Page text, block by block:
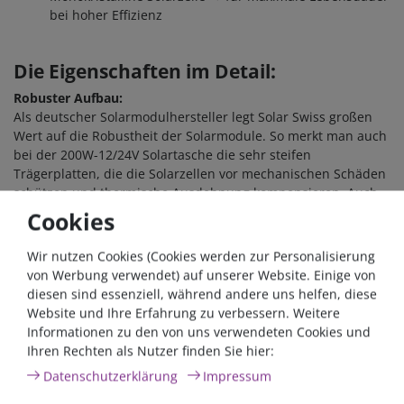
bei hoher Effizienz
Die Eigenschaften im Detail:
Robuster Aufbau:
Als deutscher Solarmodulhersteller legt Solar Swiss großen
Wert auf die Robustheit der Solarmodule. So merkt man auch
bei der 200W-12/24V Solartasche die sehr steifen
Trägerplatten, die die Solarzellen vor mechanischen Schäden
schützen und thermische Ausdehnung kompensieren. Auch
bei heißestem Wetter steht das Solarmodul sicher ohne
Durchbiegungen und kann unbegrenzt Strom produzieren.
Wasserfest:
Alle Solartaschen von Solar Swiss sind komplett wasserfest
und können bei Regen oder feuchten (Wetter-)Bedingungen
wie z.B. Tauwetter oder am Strand unbegrenzt genutzt
werden. Die Solarplatten sind in sich abgekapselt, sodass
keine Feuchtigkeit zu den Kontakten oder Solarzellen
vordringen kann.
Cookies
Wir nutzen Cookies (Cookies werden zur Personalisierung
von Werbung verwendet) auf unserer Website. Einige von
diesen sind essenziell, während andere uns helfen, diese
Website und Ihre Erfahrung zu verbessern. Weitere
Informationen zu den von uns verwendeten Cookies und
Ihren Rechten als Nutzer finden Sie hier:
Daten­schutz­erklärung
Impressum